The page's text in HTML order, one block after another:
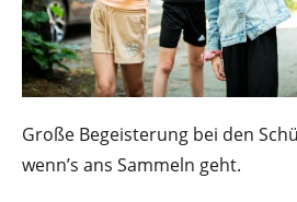
Große Begeisterung bei den
wenn’s ans Sammeln geht.